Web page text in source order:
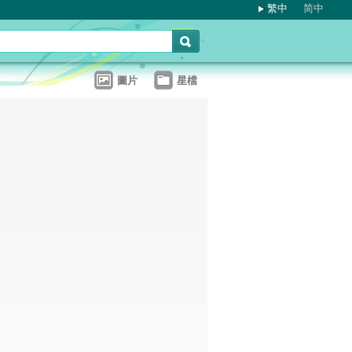
繁中 简中
圖片 星檔